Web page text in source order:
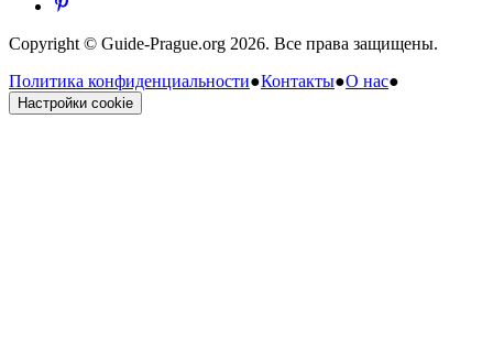
Copyright © Guide-Prague.org 2026. Все права защищены.
Политика конфиденциальности●Контакты●О нас●
Настройки cookie